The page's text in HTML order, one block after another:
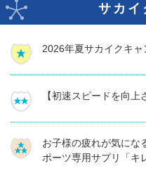
サカイ
2026年夏サカイクキャ
【初速スピードを向
お子様の疲れが気にな
ポーツ専用サプリ「キ